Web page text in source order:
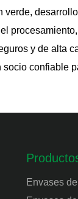
y de alta
confiable
Envases